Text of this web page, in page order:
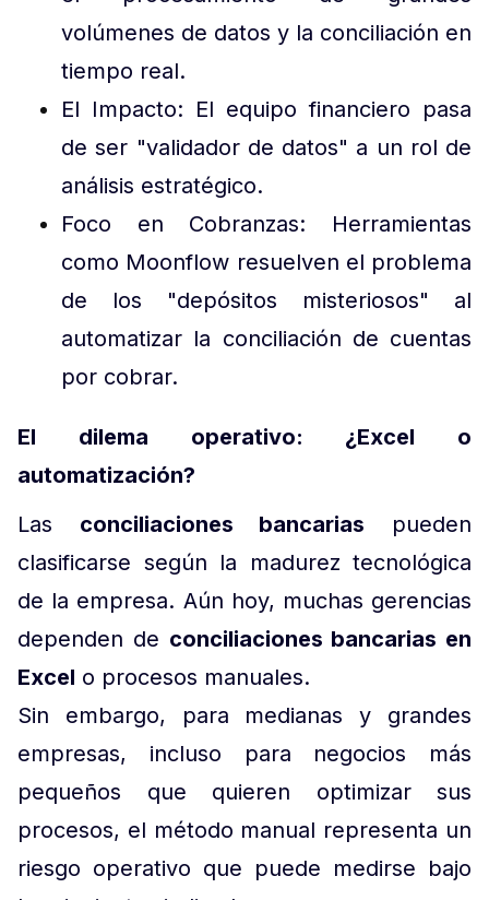
volúmenes de datos y la conciliación en
tiempo real.
El Impacto: El equipo financiero pasa
de ser "validador de datos" a un rol de
análisis estratégico.
Foco en Cobranzas: Herramientas
como Moonflow resuelven el problema
de los "depósitos misteriosos" al
automatizar la conciliación de cuentas
por cobrar.
El dilema operativo: ¿Excel o
automatización?
Las conciliaciones bancarias pueden
clasificarse según la madurez tecnológica
de la empresa. Aún hoy, muchas gerencias
dependen de conciliaciones bancarias en
Excel o procesos manuales.
Sin embargo, para medianas y grandes
empresas, incluso para negocios más
pequeños que quieren optimizar sus
procesos, el método manual representa un
riesgo operativo que puede medirse bajo